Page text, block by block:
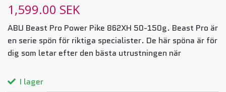
1,599.00 SEK
ABU Beast Pro Power Pike 862XH 50-150g. Beast Pro är
en serie spön för riktiga specialister. De här spöna är för
dig som letar efter den bästa utrustningen när
I lager